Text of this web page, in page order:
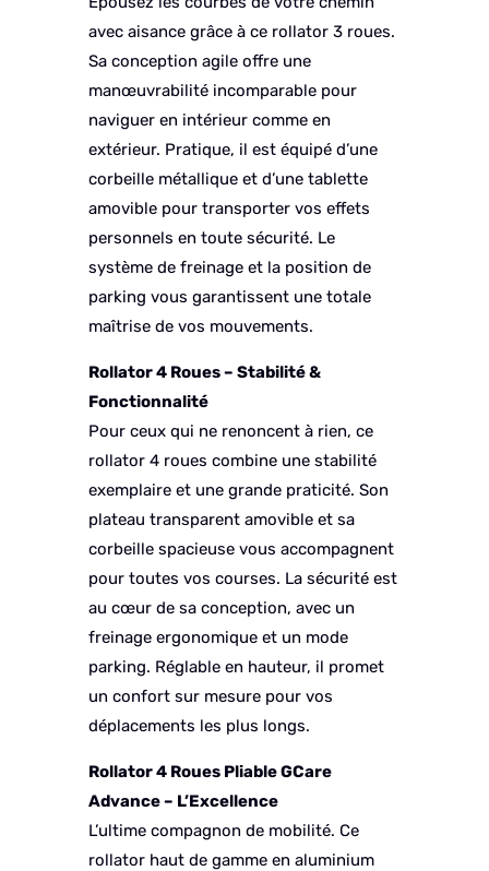
avec aisance grâce à ce rollator 3 roues.
Sa conception agile offre une
manœuvrabilité incomparable pour
naviguer en intérieur comme en
extérieur. Pratique, il est équipé d’une
corbeille métallique et d’une tablette
amovible pour transporter vos effets
personnels en toute sécurité. Le
système de freinage et la position de
parking vous garantissent une totale
maîtrise de vos mouvements.
Rollator 4 Roues – Stabilité &
Fonctionnalité
Pour ceux qui ne renoncent à rien, ce
rollator 4 roues combine une stabilité
exemplaire et une grande praticité. Son
plateau transparent amovible et sa
corbeille spacieuse vous accompagnent
pour toutes vos courses. La sécurité est
au cœur de sa conception, avec un
freinage ergonomique et un mode
parking. Réglable en hauteur, il promet
un confort sur mesure pour vos
déplacements les plus longs.
Rollator 4 Roues Pliable GCare
Advance – L’Excellence
L’ultime compagnon de mobilité. Ce
rollator haut de gamme en aluminium